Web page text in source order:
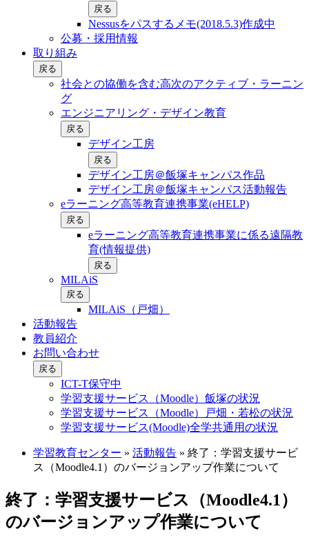
戻る
Nessusをパスするメモ(2018.5.3)作成中
公募・採用情報
取り組み
戻る
社会との協働を含む⾼次のアクティブ・ラーニン
グ
エンジニアリング・デザイン教育
戻る
デザイン工房
戻る
デザイン工房＠飯塚キャンパス作品
デザイン工房＠飯塚キャンパス活動報告
eラーニング高等教育連携事業(eHELP)
戻る
eラーニング高等教育連携事業に係る遠隔教
育(情報提供)
戻る
MILAiS
戻る
MILAiS（戸畑）
活動報告
教員紹介
お問い合わせ
戻る
ICT-T保守中
学習支援サービス（Moodle）飯塚の状況
学習支援サービス（Moodle）戸畑・若松の状況
学習支援サービス(Moodle)全学共通用の状況
学習教育センター » 活動報告 » 終了：学習支援サービ
ス（Moodle4.1）のバージョンアップ作業について
終了：学習支援サービス（Moodle4.1）
のバージョンアップ作業について